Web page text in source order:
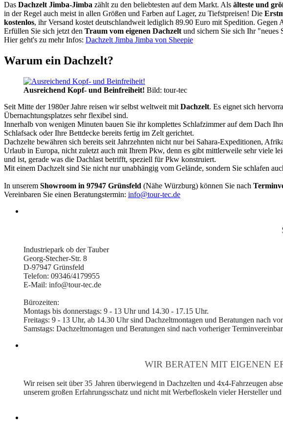
Das Dachzelt Jimba-Jimba zählt zu den beliebtesten auf dem Markt. Als älteste und
in der Regel auch meist in allen Größen und Farben auf Lager, zu Tiefstpreisen! Die
kostenlos, ihr Versand kostet deutschlandweit lediglich 89.90 Euro mit Spedition.
Erfüllen Sie sich jetzt den Traum vom eigenen Dachzelt und sichern Sie sich Ihr "neues
Hier geht's zu mehr Infos: Dachzelt Jimba Jimba von Sheepie
Warum ein Dachzelt?
Ausreichend Kopf- und Beinfreiheit! Bild: tour-tec
Seit Mitte der 1980er Jahre reisen wir selbst weltweit mit Dachzelt. Es eignet sich
Übernachtungsplatzes sehr flexibel sind.
Innerhalb von wenigen Minuten bauen Sie ihr komplettes Schlafzimmer auf dem Dach
Schlafsack oder Ihre Bettdecke bereits fertig im Zelt gerichtet.
Dachzelte bewähren sich bereits seit Jahrzehnten nicht nur bei Sahara-Expeditionen,
Urlaub in Europa, nicht zuletzt auch mit Ihrem Pkw, denn es gibt mittlerweile sehr viele
und ist, gerade was die Dachlast betrifft, speziell für Pkw konstruiert.
Mit einem Dachzelt sind Sie nicht nur unabhängig vom Gelände, sondern Sie schlafen
In unserem Showroom in 97947 Grünsfeld (Nähe Würzburg) können Sie nach
Vereinbaren Sie einen Beratungstermin: info@tour-tec.de
Industriepark ob der Tauber
Georg-Stecher-Str. 8
D-97947 Grünsfeld
Telefon: 09346/4179955
E-Mail: info@tour-tec.de
Bürozeiten:
Montags bis donnerstags: 9 - 13 Uhr und 14.30 - 17.15 Uhr.
Freitags: 9 - 13 Uhr, ab 14.30 Uhr sind Dachzeltmontagen und Beratungen nach
Samstags: Dachzeltmontagen und Beratungen sind nach vorheriger
WIR BERATEN MIT EIGENEN
Wir reisen seit über 35 Jahren überwiegend in Dachzelten und 4x4-Fahrzeugen
unserem großen Erfahrungsschatz und nicht mit Werbefloskeln vieler Hersteller